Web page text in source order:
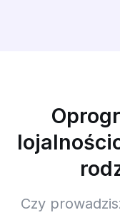
Czy